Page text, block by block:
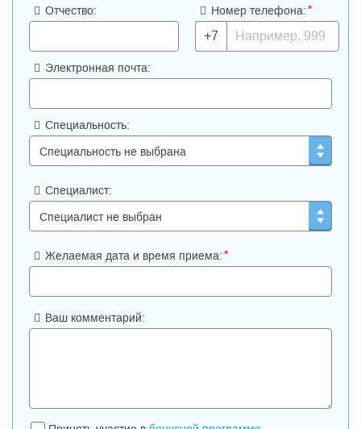
Отчество: Номер телефона:*
+7
Электронная почта:
Специальность:
Специалист:
Желаемая дата и время приема:*
Ваш комментарий: